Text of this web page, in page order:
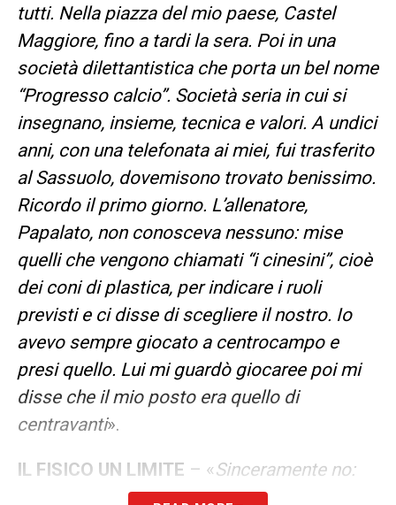
tutti. Nella piazza del mio paese, Castel
Maggiore, fino a tardi la sera. Poi in una
società dilettantistica che porta un bel nome
“Progresso calcio”. Società seria in cui si
insegnano, insieme, tecnica e valori. A undici
anni, con una telefonata ai miei, fui trasferito
al Sassuolo, dovemisono trovato benissimo.
Ricordo il primo giorno. L’allenatore,
Papalato, non conosceva nessuno: mise
quelli che vengono chiamati “i cinesini”, cioè
dei coni di plastica, per indicare i ruoli
previsti e ci disse di scegliere il nostro. Io
avevo sempre giocato a centrocampo e
presi quello. Lui mi guardò giocaree poi mi
disse che il mio posto era quello di
centravanti».
IL FISICO UN LIMITE – «Sinceramente no:
mi ha spinto sempre a cercare di evolvere.